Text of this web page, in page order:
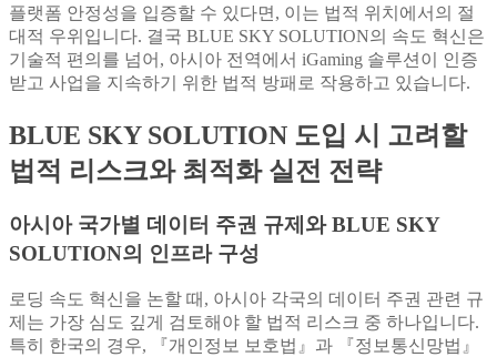
플랫폼 안정성을 입증할 수 있다면, 이는 법적 위치에서의 절
대적 우위입니다. 결국 BLUE SKY SOLUTION의 속도 혁신은
기술적 편의를 넘어, 아시아 전역에서 iGaming 솔루션이 인증
받고 사업을 지속하기 위한 법적 방패로 작용하고 있습니다.
BLUE SKY SOLUTION 도입 시 고려할
법적 리스크와 최적화 실전 전략
아시아 국가별 데이터 주권 규제와 BLUE SKY
SOLUTION의 인프라 구성
로딩 속도 혁신을 논할 때, 아시아 각국의 데이터 주권 관련 규
제는 가장 심도 깊게 검토해야 할 법적 리스크 중 하나입니다.
특히 한국의 경우, 『개인정보 보호법』과 『정보통신망법』